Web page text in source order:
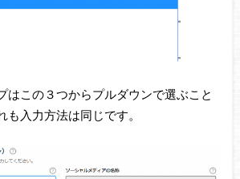
はこの３つからプルダウンで選ぶこと
も入力方法は同じです。